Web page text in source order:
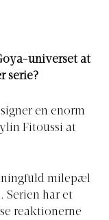
universet at
serie?
en enorm
Fitoussi at
milepæl
Serien har et
reaktionerne